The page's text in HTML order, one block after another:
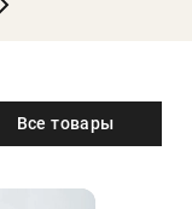
Все товары